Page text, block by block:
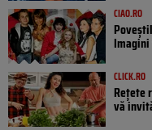
CIAO.RO
CLICK.RO
Rețete
vă